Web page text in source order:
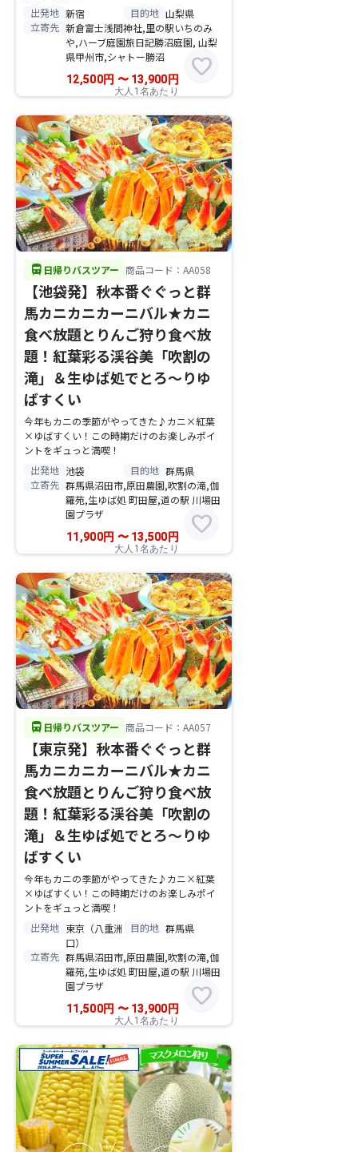
出発地 新宿 目的地 山梨県
立寄先 新倉富士浅間神社,里の駅いちのみ
や,ハーブ庭園旅日記勝沼庭園, 山梨
県甲州市,シャトー勝沼
12,500円 〜13,900 円
大人1名あたり
favorite
directions_bus 日帰りバスツアー 商品コード：AA058
【池袋発】秋本番ぐぐっと群
馬カニカニカーニバル★カニ
食べ放題とりんご狩り食べ放
題！紅葉彩る渓谷美「吹割の
滝」＆生ゆば処でとろ～りゆ
ばすくい
今年もカニの季節がやってきた♪カニ×紅葉
×ゆばすくい！この時期だけのお楽しみポイ
ントをギュっと満喫！
出発地 池袋 目的地 群馬県
立寄先 群馬県沼田市,原田農園,吹割の滝,伽
羅苑,生ゆば処 町田屋,道の駅 川場田
園プラザ
11,900円 〜13,500円
大人1名あたり
favorite
directions_bus 日帰りバスツアー 商品コード：AA057
【東京発】秋本番ぐぐっと群
馬カニカニカーニバル★カニ
食べ放題とりんご狩り食べ放
題！紅葉彩る渓谷美「吹割の
滝」＆生ゆば処でとろ～りゆ
ばすくい
今年もカニの季節がやってきた♪カニ×紅葉
×ゆばすくい！この時期だけのお楽しみポイ
ントをギュっと満喫！
出発地 東京（八重洲
口）
目的地 群馬県
立寄先 群馬県沼田市,原田農園,吹割の滝,伽
羅苑,生ゆば処 町田屋,道の駅 川場田
園プラザ
11,500円 〜13,900円
大人1名あたり
favorite